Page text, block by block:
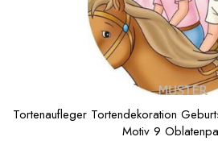
Tortenaufleger Tortendekoration
Motiv 9